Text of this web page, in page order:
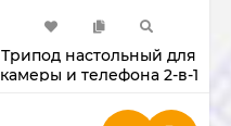
Трипод настольный для
камеры и телефона 2-в-1